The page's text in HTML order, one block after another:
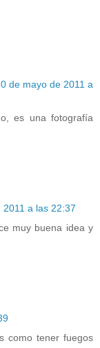
de mayo de 2011 a
es una fotografía
a las 22:37
muy buena idea y
como tener fuegos